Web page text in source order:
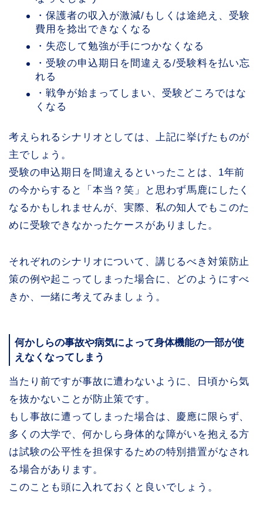
・保護者の収入が激減/もしくは途絶え、受験
費用を捻出できなくなる
・失恋して勉強が手につかなくなる
・受験の申込期日を間違える/受験料を払い忘
れる
・戦争が始まってしまい、受験どころではな
くなる
考えられるシナリオとしては、上記に挙げたものが
主でしょう。
受験の申込期日を間違えるといったことは、1年前
の今からすると「本当？笑」と思わず馬鹿にしたく
なるかもしれませんが、実際、私の知人でもこのた
めに受験できなかったケースがありました。
それぞれのシナリオについて、講じるべき対策防止
策の例や起こってしまった場合に、どのようにすべ
きか、一緒に考えてみましょう。
何かしらの事故や病気によって身体機能の一部が使
えなくなってしまう
当たり前ですが事故に遭わないように、日頃から気
を抜かないことが防止策です。
もし事故に遭ってしまった場合は、慶應に限らず、
多くの大学で、何かしら身体的な障がいを抱える方
は試験の公平性を担保するための特別措置がなされ
る場合があります。
このことも頭に入れておくと良いでしょう。